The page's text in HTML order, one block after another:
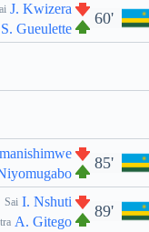
60'
J. Kwizera
S. Gueulette
85'
89'
Sai I. Nshuti
A. Gitego